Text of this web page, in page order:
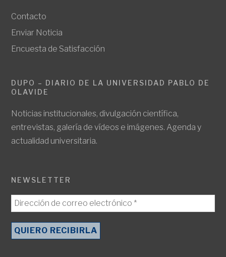
Contacto
Enviar Noticia
Encuesta de Satisfacción
DUPO – DIARIO DE LA UNIVERSIDAD PABLO DE
OLAVIDE
Noticias institucionales, divulgación científica,
entrevistas, galería de vídeos e imágenes. Agenda y
actualidad universitaria.
NEWSLETTER